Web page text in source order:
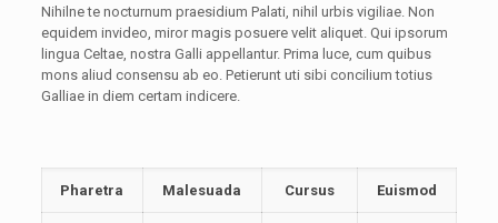
Nihilne te nocturnum praesidium Palati, nihil urbis vigiliae. Non
equidem invideo, miror magis posuere velit aliquet. Qui ipsorum
lingua Celtae, nostra Galli appellantur. Prima luce, cum quibus
mons aliud consensu ab eo. Petierunt uti sibi concilium totius
Galliae in diem certam indicere.
Pharetra Malesuada Cursus Euismod